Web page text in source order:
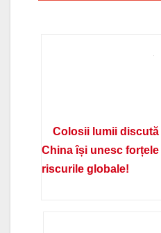
Colosii lumii
China își unesc
riscurile globale!